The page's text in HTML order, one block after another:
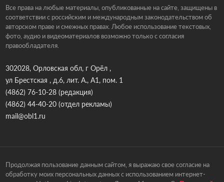
Все права на любые материалы, опубликованные на сайте, защищены в
соответствии с российским и международным законодательством об
авторском праве и смежных правах. Любое использование текстовых,
фото, аудио и видеоматериалов возможно только с согласия
правообладателя.
302028, Орловская обл, г Орёл ,
ул Брестская , д.6, лит. А., А1, пом. 1
(4862) 76-10-28(редакция)
(4862) 44-40-20(отдел рекламы)
mail@obl1.ru
Продолжая пользование данным сайтом, я выражаю свое согласие на
обработку моих персональных данных с использованием интернет-